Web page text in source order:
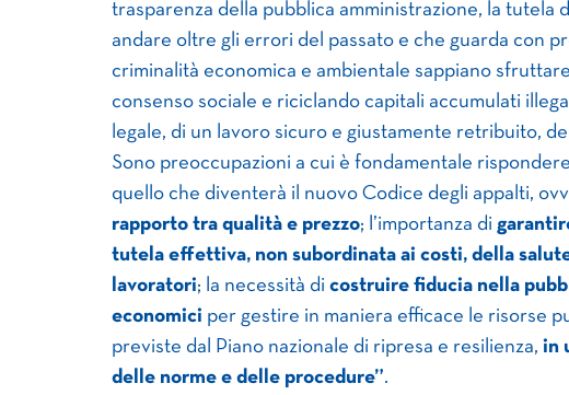
trasparenza della pubblica amministrazione, la tutela
andare oltre gli errori del passato e che guarda con
criminalità economica e ambientale sappiano
consenso sociale e riciclando capitali accumulati
legale, di un lavoro sicuro e giustamente retribuito,
Sono preoccupazioni a cui è fondamentale
quello che diventerà il nuovo Codice degli appalti,
rapporto tra qualità e prezzo; l’importanza di
tutela effettiva, non subordinata ai costi, della
lavoratori; la necessità di costruire fiducia nella
economici per gestire in maniera efficace le risorse
previste dal Piano nazionale di ripresa e resilienza, in
delle norme e delle procedure”.